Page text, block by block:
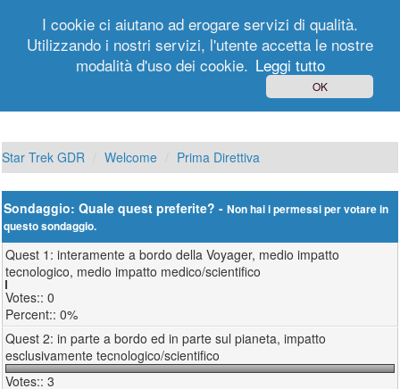
Registrati
Star Trek GDR Welcome Prima Direttiva
Sondaggio: Quale quest preferite? -Non hai i permessi per votare in
questo sondaggio.
Quest 1: interamente a bordo della Voyager, medio impatto
tecnologico, medio impatto medico/scientifico
0
0%
Quest 2: in parte a bordo ed in parte sul pianeta, impatto
esclusivamente tecnologico/scientifico
3
I cookie ci aiutano ad erogare servizi di qualità.
Utilizzando i nostri servizi, l'utente accetta le nostre
modalità d'uso dei cookie. Leggi tutto
OK